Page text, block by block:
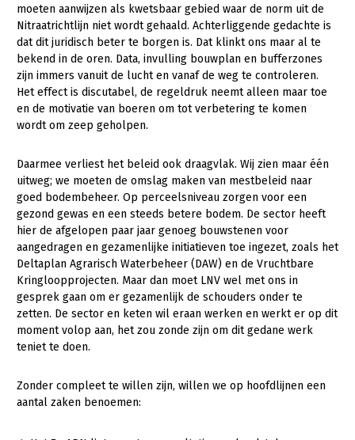
Varkenshouderij
Vleesveehouderij
Vollegrondsgroente
LTO Nederland
Mensen
Bestuur en Directie
Medewerkers
Vakgroepbestuurders
Jaarverslag 2023
Vacatures
Pers
moeten aanwijzen als kwetsbaar gebied waar de norm uit de
Nitraatrichtlijn niet wordt gehaald. Achterliggende gedachte is
dat dit juridisch beter te borgen is. Dat klinkt ons maar al te
bekend in de oren. Data, invulling bouwplan en bufferzones
zijn immers vanuit de lucht en vanaf de weg te controleren.
Het effect is discutabel, de regeldruk neemt alleen maar toe
en de motivatie van boeren om tot verbetering te komen
wordt om zeep geholpen.
Daarmee verliest het beleid ook draagvlak. Wij zien maar één
uitweg; we moeten de omslag maken van mestbeleid naar
goed bodembeheer. Op perceelsniveau zorgen voor een
gezond gewas en een steeds betere bodem. De sector heeft
hier de afgelopen paar jaar genoeg bouwstenen voor
aangedragen en gezamenlijke initiatieven toe ingezet, zoals het
Deltaplan Agrarisch Waterbeheer (DAW) en de Vruchtbare
Kringloopprojecten. Maar dan moet LNV wel met ons in
gesprek gaan om er gezamenlijk de schouders onder te
zetten. De sector en keten wil eraan werken en werkt er op dit
moment volop aan, het zou zonde zijn om dit gedane werk
teniet te doen.
Zonder compleet te willen zijn, willen we op hoofdlijnen een
aantal zaken benoemen: